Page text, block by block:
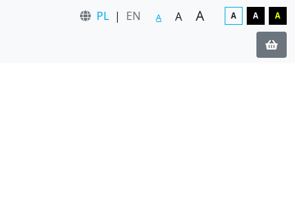
PL | EN A A A A A A